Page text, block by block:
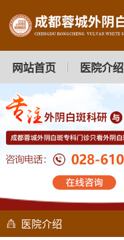
网站首页 医院介绍
医院介绍